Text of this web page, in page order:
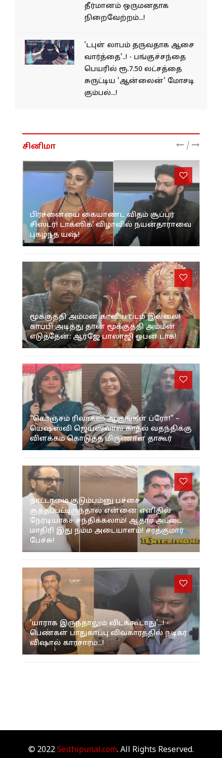
தீர்மானம் ஒருமனதாக
நிறைவேற்றம்...!
'டபுள் லாபம் தருவதாக ஆசை
வார்த்தை'..! - பங்குச்சந்தை
பெயரில் ரூ.7.50 லட்சத்தை
சுருட்டிய 'ஆன்லைன்' மோசடி
கும்பல்...!
சினிமா /
பிரச்னையை கையாண்ட விதம் சூப்பர்
சிஸ்டர்! டாக்ஸிக்’ விழாவில் நயன்தாராவை
புகழ்ந்த யஷ்!
மூக்குத்தி அம்மன் காவிய படம் இல்லை!
காப்பி அடித்து தான் மூக்குத்தி அம்மன்
எடுத்தேன்: ஆர்ஜே பாலாஜி ஓபன் டாக்!
“கொஞ்சம் ரிலாக்ஸ் ஆகுங்கள் ப்ரோ!” –
யெஷஸ்வி ஜெய்ஸ்வால் காதல் வதந்திக்கு
விளக்கம் கொடுத்த மிருணாள் தாகூர்
நாட்டாமை குடும்பம்னு பச்சை
குத்தப்பட்டிருந்தால் என்னை எளிதில்
நேரடியாகச் சந்திக்கலாம்! ஆதார் அட்டை
மாதிரி இது நம்ம அடையாளம்! சரத்குமார்
பேச்சு!
'யாராக இருந்தாலும் விடக்கூடாது'...! -
பெண்கள் பாதுகாப்பு விவகாரத்தில் நடிகர்
விஷால் காரசாரம்...!
© 2022 Seithipunal.com. All Rights Reserved.